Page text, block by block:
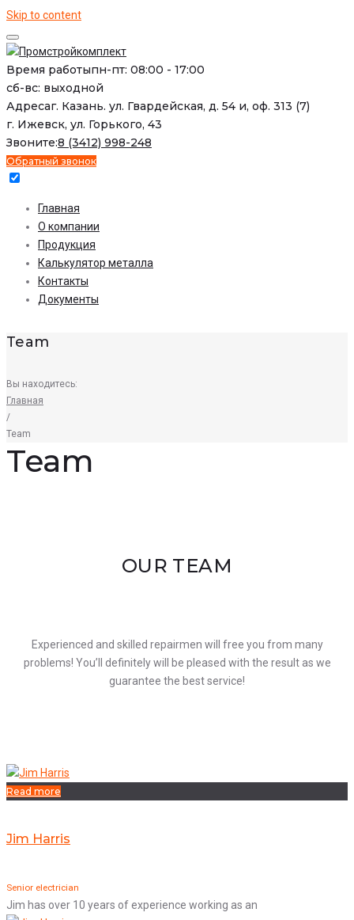
Skip to content
Время работыпн-пт: 08:00 - 17:00
сб-вс: выходной
Адресаг. Казань. ул. Гвардейская, д. 54 и, оф. 313 (7)
г. Ижевск, ул. Горького, 43
Звоните:8 (3412) 998-248
Обратный звонок
Главная
О компании
Продукция
Калькулятор металла
Контакты
Документы
Team
Вы находитесь:
Главная
/
Team
Team
OUR TEAM
Experienced and skilled repairmen will free you from many
problems! You’ll definitely will be pleased with the result as we
guarantee the best service!
Read more
Jim Harris
Senior electrician
Jim has over 10 years of experience working as an